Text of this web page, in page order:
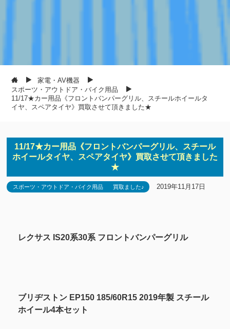
家電・AV機器
スポーツ・アウトドア・バイク用品
11/17★カー用品《フロントバンパーグリル、スチールホイールタ
イヤ、スペアタイヤ》買取させて頂きました★
11/17★カー用品《フロントバンパーグリル、スチール
ホイールタイヤ、スペアタイヤ》買取させて頂きました
★
スポーツ・アウトドア・バイク用品 買取ました♪ 2019年11月17日
レクサス IS20系30系 フロントバンパーグリル
ブリヂストン EP150 185/60R15 2019年製 スチール
ホイール4本セット